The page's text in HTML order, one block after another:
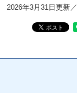
2026年3月31日更新／